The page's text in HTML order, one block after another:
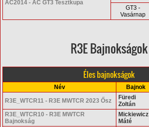
AC2014 - AC GT3 Tesztkupa
GT3 -
Vasárnap
R3E Bajnokságok
Éles bajnokságok
Név Bajnok
R3E_WTCR11 - R3E MWTCR 2023 Ősz
Füredi
Zoltán
R3E_WTCR10 - R3E MWTCR
Bajnokság
Mickiewicz
Máté